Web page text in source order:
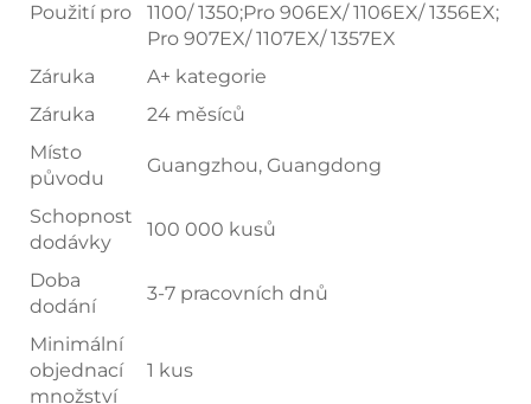
Použití pro
1100/ 1350;Pro 906EX/ 1106EX/ 1356EX;
Pro 907EX/ 1107EX/ 1357EX
Záruka
A+ kategorie
Záruka
24 měsíců
Místo
původu
Guangzhou, Guangdong
Schopnost
dodávky
100 000 kusů
Doba
dodání
3-7 pracovních dnů
Minimální
objednací
množství
1 kus